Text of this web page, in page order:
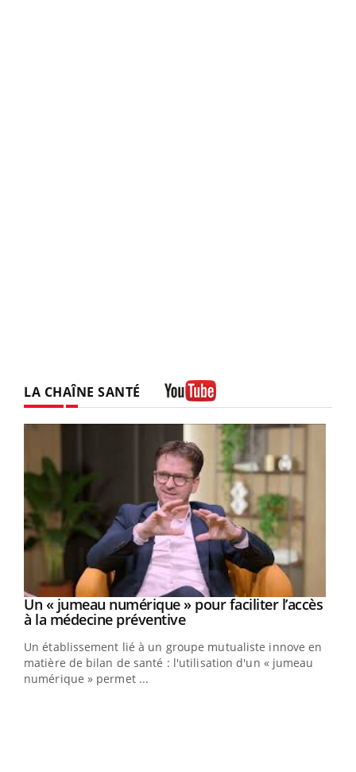
LA CHAÎNE SANTÉ
Youtube
Un « jumeau numérique » pour faciliter l’accès
à la médecine préventiveYoutube
Un établissement lié à un groupe mutualiste innove en
matière de bilan de santé : l'utilisation d'un « jumeau
numérique » permet ...